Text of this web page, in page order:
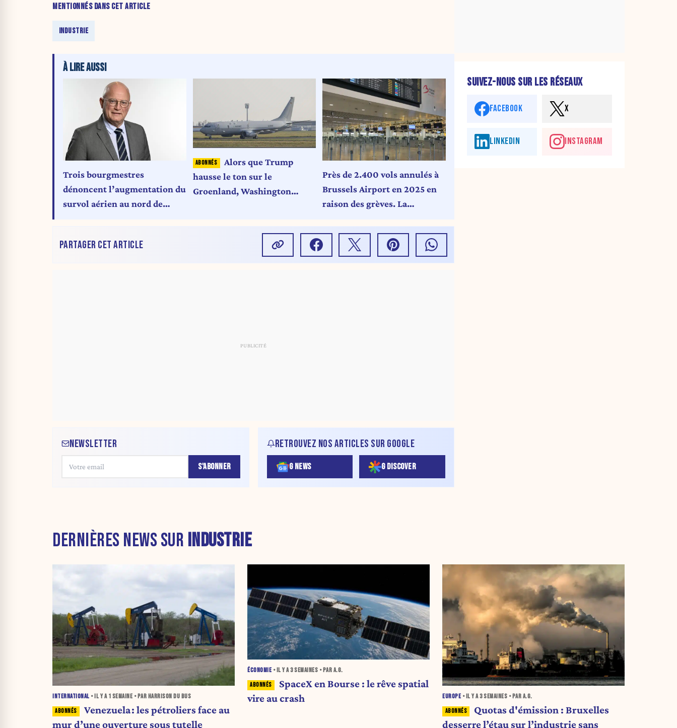
MENTIONNÉS DANS CET ARTICLE
INDUSTRIE
À LIRE AUSSI
Trois bourgmestres
dénoncent l’augmentation du
survol aérien au nord de
Alors que Trump
hausse le ton sur le
Groenland, Washington
Près de 2.400 vols annulés à
Brussels Airport en 2025 en
raison des grèves. La
jeu
PARTAGER CET ARTICLE
NEWSLETTER
S'ABONNER
RETROUVEZ NOS ARTICLES SUR GOOGLE
G NEWS G DISCOVER
SUIVEZ-NOUS SUR LES RÉSEAUX
FACEBOOK X
LINKEDIN INSTAGRAM
DERNIÈRES NEWS SUR INDUSTRIE
INTERNATIONAL • IL Y A 1 SEMAINE • PAR HARRISON DU BUS
Venezuela : les pétroliers face au
mur d’une ouverture sous tutelle
ÉCONOMIE • IL Y A3 SEMAINES • PAR A.G.
SpaceX en Bourse : le rêve spatial
vire au crash
EUROPE • IL Y A3 SEMAINES • PAR A.G.
Quotas d'émission : Bruxelles
desserre l’étau sur l’industrie sans